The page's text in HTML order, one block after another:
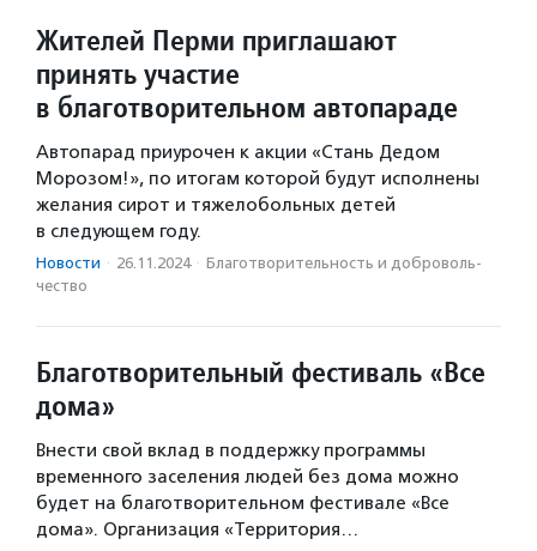
Жителей Перми приглашают
принять участие
в благотворительном автопараде
Автопарад приурочен к акции «Стань Дедом
Морозом!», по итогам которой будут исполнены
желания сирот и тяжелобольных детей
в следующем году.
Новости · 26.11.2024 · Благотвори­тель­ность и доброволь­
чест­во
Благотворительный фестиваль «Все
дома»
Внести свой вклад в поддержку программы
временного заселения людей без дома можно
будет на благотворительном фестивале «Все
дома». Организация «Территория…